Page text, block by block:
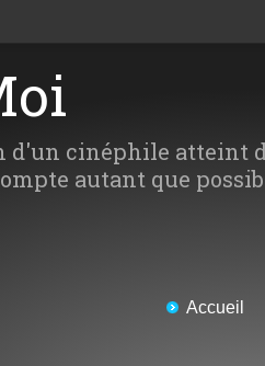
d'un cinéphile atteint
autant que
Accueil